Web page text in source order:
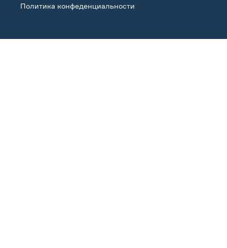
Политика конфеденциальности